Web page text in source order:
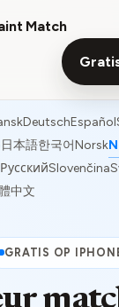
Match
DeutschEspañol
日本語한국어Norsk
РусскийSlovenčina
中文
GRATIS OP